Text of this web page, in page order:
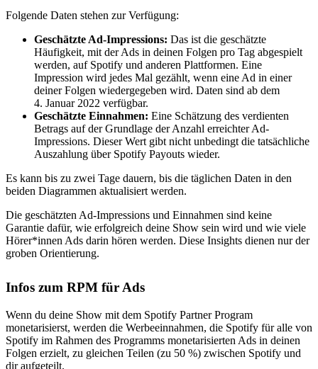
Folgende Daten stehen zur Verfügung:
Geschätzte Ad-Impressions: Das ist die geschätzte
Häufigkeit, mit der Ads in deinen Folgen pro Tag abgespielt
werden, auf Spotify und anderen Plattformen. Eine
Impression wird jedes Mal gezählt, wenn eine Ad in einer
deiner Folgen wiedergegeben wird. Daten sind ab dem
4. Januar 2022 verfügbar.
Geschätzte Einnahmen: Eine Schätzung des verdienten
Betrags auf der Grundlage der Anzahl erreichter Ad-
Impressions. Dieser Wert gibt nicht unbedingt die tatsächliche
Auszahlung über Spotify Payouts wieder.
Es kann bis zu zwei Tage dauern, bis die täglichen Daten in den
beiden Diagrammen aktualisiert werden.
Die geschätzten Ad-Impressions und Einnahmen sind keine
Garantie dafür, wie erfolgreich deine Show sein wird und wie viele
Hörer*innen Ads darin hören werden. Diese Insights dienen nur der
groben Orientierung.
Infos zum RPM für Ads
Wenn du deine Show mit dem Spotify Partner Program
monetarisierst, werden die Werbeeinnahmen, die Spotify für alle von
Spotify im Rahmen des Programms monetarisierten Ads in deinen
Folgen erzielt, zu gleichen Teilen (zu 50 %) zwischen Spotify und
dir aufgeteilt.